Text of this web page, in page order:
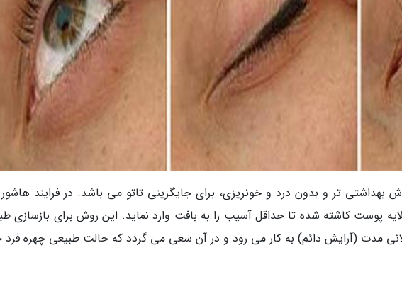
بهداشتی تر و بدون درد و خونریزی، برای جایگزینی تاتو می باشد. در فرایند
پوست کاشته شده تا حداقل آسیب را به بافت وارد نماید. این روش برای بازسازی
مدت (آرایش دائم) به کار می رود و در آن سعی می گردد که حالت طبیعی چهره